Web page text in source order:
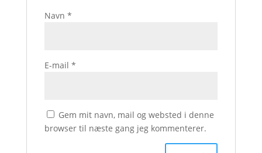
Navn *
E-mail *
Gem mit navn, mail og websted i denne
browser til næste gang jeg kommenterer.